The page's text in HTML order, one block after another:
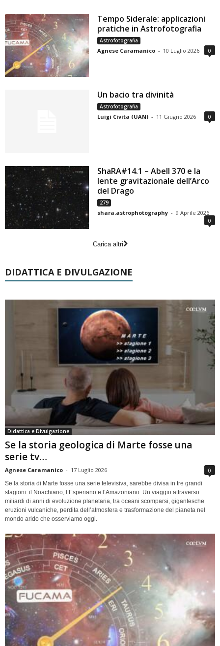
Tempo Siderale: applicazioni
pratiche in Astrofotografia
Astrofotografia
Agnese Caramanico - 10 Luglio 2026 0
Un bacio tra divinità
Astrofotografia
Luigi Civita (UAN) - 11 Giugno 2026 0
ShaRA#14.1 – Abell 370 e la
lente gravitazionale dell’Arco
del Drago
279
shara.astrophotography - 9 Aprile 2026
0
Carica altri
DIDATTICA E DIVULGAZIONE
Didattica e Divulgazione
Se la storia geologica di Marte fosse una
serie tv…
Agnese Caramanico - 17 Luglio 2026 0
Se la storia di Marte fosse una serie televisiva, sarebbe divisa in tre grandi
stagioni: il Noachiano, l’Esperiano e l’Amazoniano. Un viaggio attraverso
miliardi di anni di evoluzione planetaria, tra oceani scomparsi, gigantesche
eruzioni vulcaniche, perdita dell’atmosfera e trasformazione del pianeta nel
mondo arido che osserviamo oggi.